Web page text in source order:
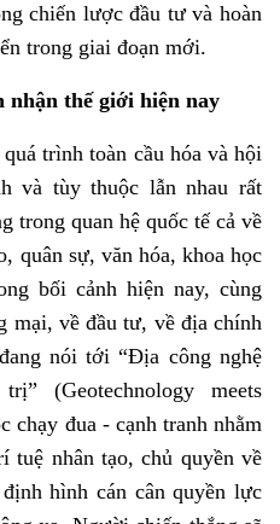
chiến lược đầu tư và hoàn
trong giai đoạn mới.
nhận thế giới hiện nay
trình toàn cầu hóa và hội
và tùy thuộc lẫn nhau rất
trong quan hệ quốc tế cả về
quân sự, văn hóa, khoa học
bối cảnh hiện nay, cùng
mại, về đầu tư, về địa chính
nói tới “Địa công nghệ
(Geotechnology meets
chạy đua - cạnh tranh nhằm
tuệ nhân tạo, chủ quyền về
hình cán cân quyền lực